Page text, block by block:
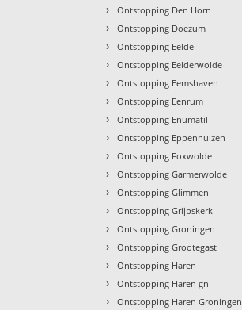
› Ontstopping Den Horn
› Ontstopping Doezum
› Ontstopping Eelde
› Ontstopping Eelderwolde
› Ontstopping Eemshaven
› Ontstopping Eenrum
› Ontstopping Enumatil
› Ontstopping Eppenhuizen
› Ontstopping Foxwolde
› Ontstopping Garmerwolde
› Ontstopping Glimmen
› Ontstopping Grijpskerk
› Ontstopping Groningen
› Ontstopping Grootegast
› Ontstopping Haren
› Ontstopping Haren gn
› Ontstopping Haren Groningen